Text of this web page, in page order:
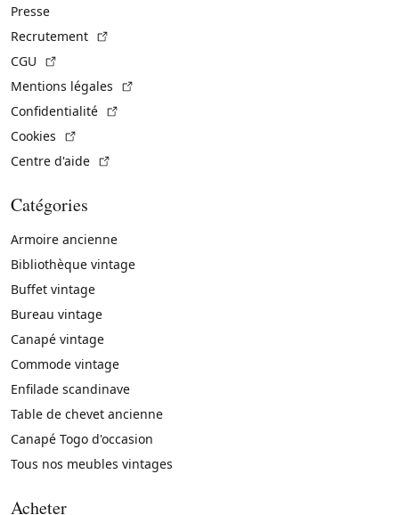
Presse
Recrutement
CGU
Mentions légales
Confidentialité
Cookies
Centre d'aide
Catégories
Armoire ancienne
Bibliothèque vintage
Buffet vintage
Bureau vintage
Canapé vintage
Commode vintage
Enfilade scandinave
Table de chevet ancienne
Canapé Togo d'occasion
Tous nos meubles vintages
Acheter